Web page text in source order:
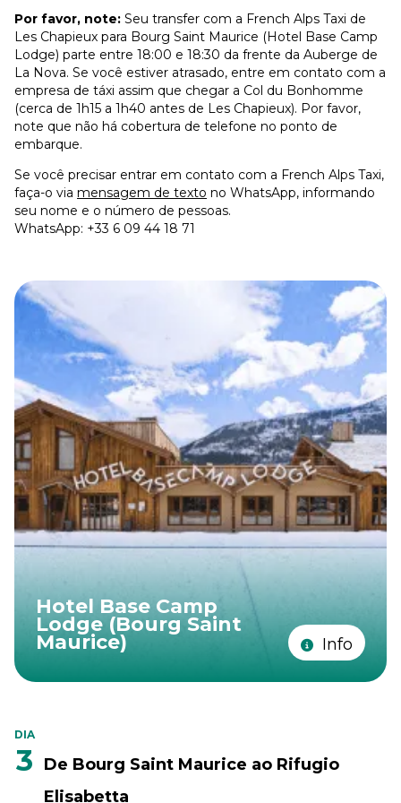
Por favor, note: Seu transfer com a French Alps Taxi de
Les Chapieux para Bourg Saint Maurice (Hotel Base Camp
Lodge) parte entre 18:00 e 18:30 da frente da Auberge de
La Nova. Se você estiver atrasado, entre em contato com a
empresa de táxi assim que chegar a Col du Bonhomme
(cerca de 1h15 a 1h40 antes de Les Chapieux). Por favor,
note que não há cobertura de telefone no ponto de
embarque.
Se você precisar entrar em contato com a French Alps Taxi,
faça-o via mensagem de texto no WhatsApp, informando
seu nome e o número de pessoas.
WhatsApp: +33 6 09 44 18 71
Hotel Base Camp
Lodge (Bourg Saint
Maurice) Info
DIA
3
De Bourg Saint Maurice ao Rifugio
Elisabetta